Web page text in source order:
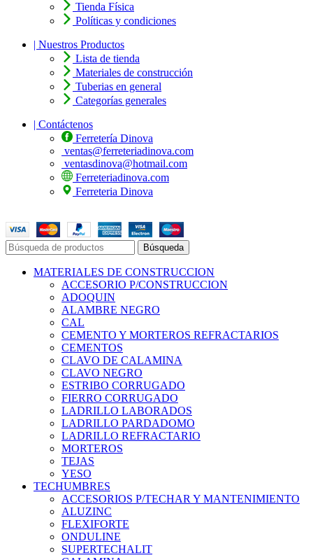
Tienda Física
Políticas y condiciones
| Nuestros Productos
Lista de tienda
Materiales de construcción
Tuberias en general
Categorías generales
| Contáctenos
Ferretería Dinova
ventas@ferreteriadinova.com
ventasdinova@hotmail.com
Ferreteriadinova.com
Ferreteria Dinova
Búsqueda
MATERIALES DE CONSTRUCCION
ACCESORIO P/CONSTRUCCION
ADOQUIN
ALAMBRE NEGRO
CAL
CEMENTO Y MORTEROS REFRACTARIOS
CEMENTOS
CLAVO DE CALAMINA
CLAVO NEGRO
ESTRIBO CORRUGADO
FIERRO CORRUGADO
LADRILLO LABORADOS
LADRILLO PARDADOMO
LADRILLO REFRACTARIO
MORTEROS
TEJAS
YESO
TECHUMBRES
ACCESORIOS P/TECHAR Y MANTENIMIENTO
ALUZINC
FLEXIFORTE
ONDULINE
SUPERTECHALIT